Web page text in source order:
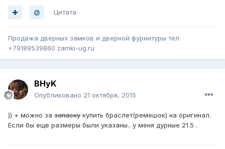
Цитата
Продажа дверных замков и дверной фурнитуры тел.
+79189539860 zamki-ug.ru
BHyK
Опубликовано 21 октября, 2015
)) + можно за запаску купить браслет(ремешок) на оригинал.
Если бы еще размеры были указаны.. у меня дурные 21.5 .